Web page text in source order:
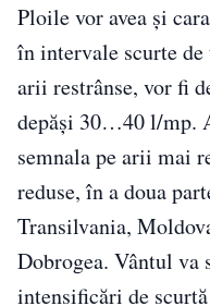
Ploile vor avea și
în intervale scurte
arii restrânse, vor fi
depăși 30…40 l/mp.
semnala pe arii mai
reduse, în a doua
Transilvania,
Dobrogea. Vântul va
intensificări de